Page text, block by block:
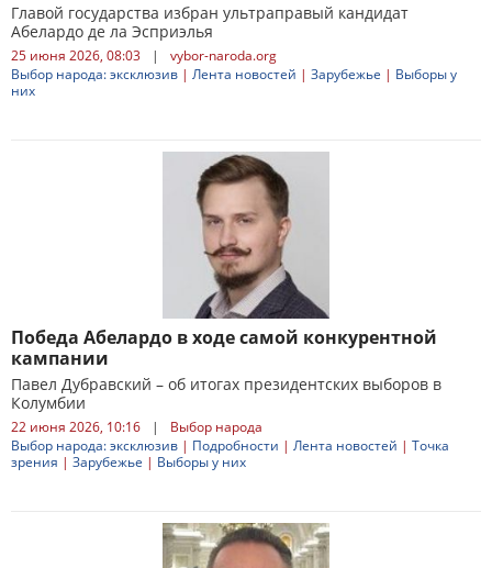
Главой государства избран ультраправый кандидат
Абелардо де ла Эсприэлья
25 июня 2026, 08:03 |
vybor-naroda.org
Выбор народа: эксклюзив | Лента новостей | Зарубежье | Выборы у
них
Победа Абелардо в ходе самой конкурентной
кампании
Павел Дубравский – об итогах президентских выборов в
Колумбии
22 июня 2026, 10:16 |
Выбор народа
Выбор народа: эксклюзив | Подробности | Лента новостей | Точка
зрения | Зарубежье | Выборы у них